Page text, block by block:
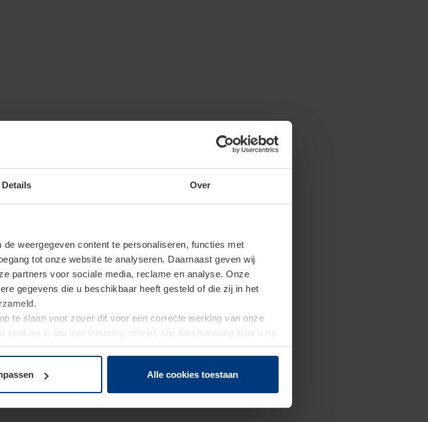
Details Over
weergegeven content te personaliseren, functies met
tot onze website te analyseren. Daarnaast geven wij
partners voor sociale media, reclame en analyse. Onze
gegevens die u beschikbaar heeft gesteld of die zij in het
te slaan voor zover dit voor een correcte werking van onze
cookies is uw toestemming vereist. Uw toestemming kunt u op
op onze website wijzigen of herroepen.
Alle cookies toestaan